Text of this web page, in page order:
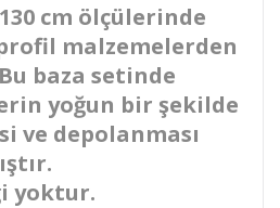
cm ölçülerinde
malzemelerden
baza setinde
yoğun bir şekilde
ve depolanması
yoktur.